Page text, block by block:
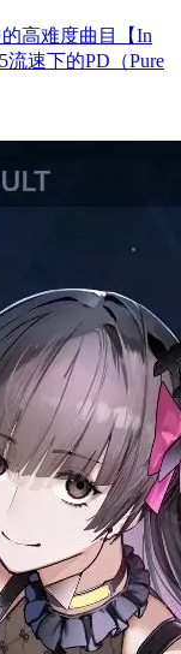
高难度曲目【In
流速下的PD（Pure